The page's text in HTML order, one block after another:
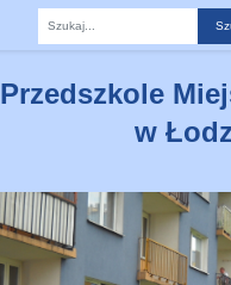
Przedszkole
w